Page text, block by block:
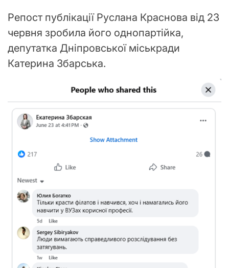
Репост публікації Руслана Краснова від 23
червня зробила його однопартійка,
депутатка Дніпровської міськради
Катерина Збарська.